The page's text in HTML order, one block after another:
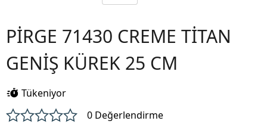
PİRGE 71430 CREME TİTAN
GENİŞ KÜREK 25 CM
Tükeniyor
0 Değerlendirme